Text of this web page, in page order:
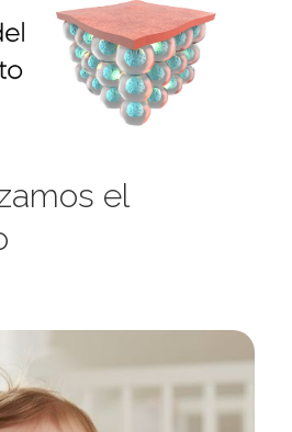
el